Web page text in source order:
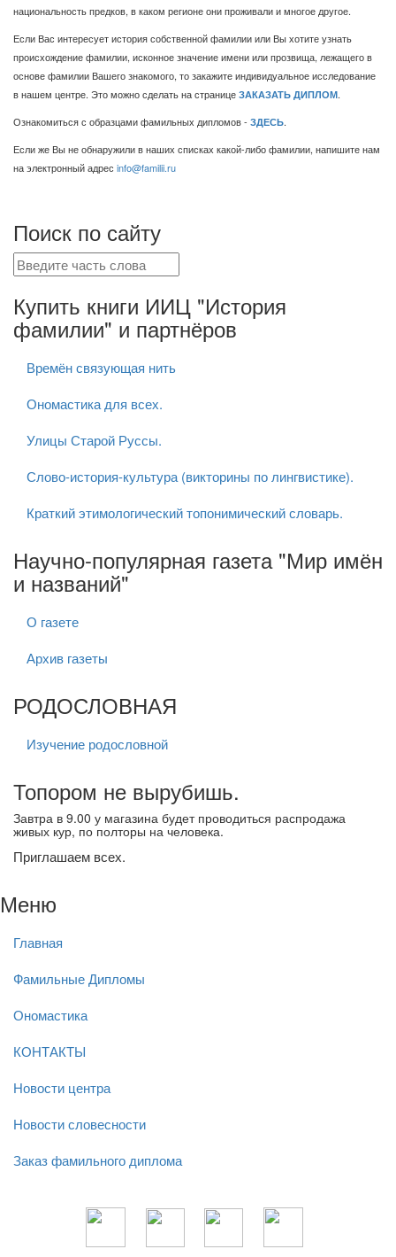
национальность предков, в каком регионе они проживали и многое другое.
Если Вас интересует история собственной фамилии или Вы хотите узнать
происхождение фамилии, исконное значение имени или прозвища, лежащего в
основе фамилии Вашего знакомого, то закажите индивидуальное исследование
в нашем центре. Это можно сделать на странице ЗАКАЗАТЬ ДИПЛОМ.
Ознакомиться с образцами фамильных дипломов - ЗДЕСЬ.
Если же Вы не обнаружили в наших списках какой-либо фамилии, напишите нам
на электронный адрес info@familii.ru
Поиск по сайту
Купить книги ИИЦ "История
фамилии" и партнёров
Времён связующая нить
Ономастика для всех.
Улицы Старой Руссы.
Слово-история-культура (викторины по лингвистике).
Краткий этимологический топонимический словарь.
Научно-популярная газета "Мир имён
и названий"
О газете
Архив газеты
РОДОСЛОВНАЯ
Изучение родословной
Топором не вырубишь.
Завтра в 9.00 у магазина будет проводиться распродажа
живых кур, по полторы на человека.
Приглашаем всех.
Меню
Главная
Фамильные Дипломы
Ономастика
КОНТАКТЫ
Новости центра
Новости словесности
Заказ фамильного диплома